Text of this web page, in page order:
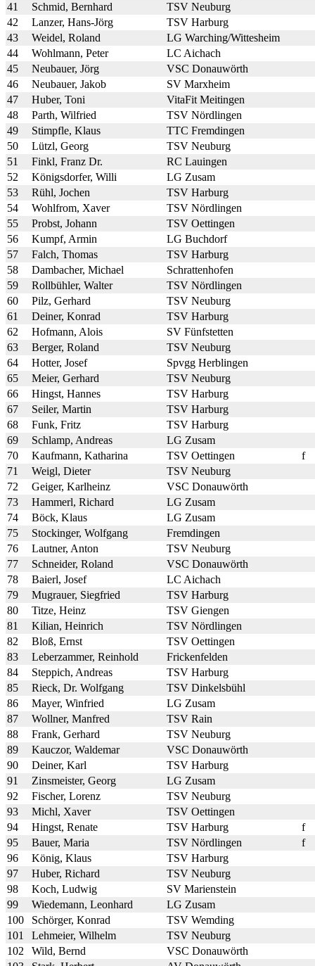
41
Schmid, Bernhard
TSV Neuburg
42
Lanzer, Hans-Jörg
TSV Harburg
43
Weidel, Roland
LG Warching/Wittesheim
44
Wohlmann, Peter
LC Aichach
45
Neubauer, Jörg
VSC Donauwörth
46
Neubauer, Jakob
SV Marxheim
47
Huber, Toni
VitaFit Meitingen
48
Parth, Wilfried
TSV Nördlingen
49
Stimpfle, Klaus
TTC Fremdingen
50
Lützl, Georg
TSV Neuburg
51
Finkl, Franz Dr.
RC Lauingen
52
Königsdorfer, Willi
LG Zusam
53
Rühl, Jochen
TSV Harburg
54
Wohlfrom, Xaver
TSV Nördlingen
55
Probst, Johann
TSV Oettingen
56
Kumpf, Armin
LG Buchdorf
57
Falch, Thomas
TSV Harburg
58
Dambacher, Michael
Schrattenhofen
59
Rollbühler, Walter
TSV Nördlingen
60
Pilz, Gerhard
TSV Neuburg
61
Deiner, Konrad
TSV Harburg
62
Hofmann, Alois
SV Fünfstetten
63
Berger, Roland
TSV Neuburg
64
Hotter, Josef
Spvgg Herblingen
65
Meier, Gerhard
TSV Neuburg
66
Hingst, Hannes
TSV Harburg
67
Seiler, Martin
TSV Harburg
68
Funk, Fritz
TSV Harburg
69
Schlamp, Andreas
LG Zusam
70
Kaufmann, Katharina TSV Oettingen
f
71
Weigl, Dieter
TSV Neuburg
72
Geiger, Karlheinz
VSC Donauwörth
73
Hammerl, Richard
LG Zusam
74
Böck, Klaus
LG Zusam
75
Stockinger, Wolfgang
Fremdingen
76
Lautner, Anton
TSV Neuburg
77
Schneider, Roland
VSC Donauwörth
78
Baierl, Josef
LC Aichach
79
Mugrauer, Siegfried
TSV Harburg
80
Titze, Heinz
TSV Giengen
81
Kilian, Heinrich
TSV Nördlingen
82
Bloß, Ernst
TSV Oettingen
83
Leberzammer, Reinhold
Frickenfelden
84
Steppich, Andreas
TSV Harburg
85
Rieck, Dr. Wolfgang
TSV Dinkelsbühl
86
Mayer, Winfried
LG Zusam
87
Wollner, Manfred
TSV Rain
88
Frank, Gerhard
TSV Neuburg
89
Kauczor, Waldemar
VSC Donauwörth
90
Deiner, Karl
TSV Harburg
91
Zinsmeister, Georg
LG Zusam
92
Fischer, Lorenz
TSV Neuburg
93
Michl, Xaver
TSV Oettingen
94
Hingst, Renate TSV Harburg
f
95
Bauer, Maria TSV Nördlingen
f
96
König, Klaus
TSV Harburg
97
Huber, Richard
TSV Neuburg
98
Koch, Ludwig
SV Marienstein
99
Wiedemann, Leonhard
LG Zusam
100
Schörger, Konrad
TSV Wemding
101
Lehmeier, Wilhelm
TSV Neuburg
102
Wild, Bernd
VSC Donauwörth